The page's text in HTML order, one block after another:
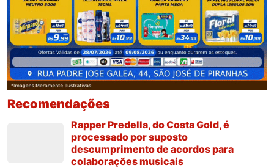
Recomendações
Rapper Predella, do Costa Gold, é
processado por suposto
descumprimento de acordos para
colaborações musicais